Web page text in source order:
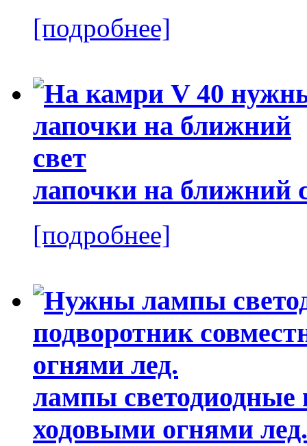
[подробнее]
лапочки на ближний
[подробнее]
лампы светодиодные
ходовыми огнями лед.